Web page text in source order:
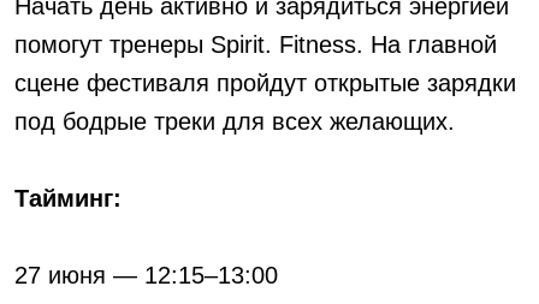
Начать день активно и зарядиться энергией
помогут тренеры Spirit. Fitness. На главной
сцене фестиваля пройдут открытые зарядки
под бодрые треки для всех желающих.
Тайминг:
27 июня — 12:15–13:00